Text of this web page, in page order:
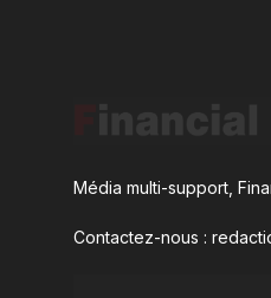
Média multi-support,
Contactez-nous :